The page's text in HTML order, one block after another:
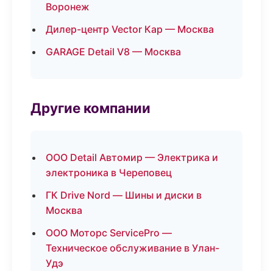
Воронеж
Дилер-центр Vector Кар — Москва
GARAGE Detail V8 — Москва
Другие компании
ООО Detail Автомир — Электрика и
электроника в Череповец
ГК Drive Nord — Шины и диски в
Москва
ООО Моторс ServicePro —
Техническое обслуживание в Улан-
Удэ